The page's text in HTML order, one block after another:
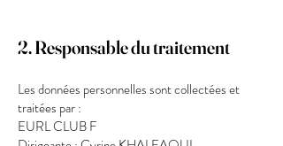
2. Responsable du traitement
Les données personnelles sont collectées et
traitées par :
EURL CLUB F